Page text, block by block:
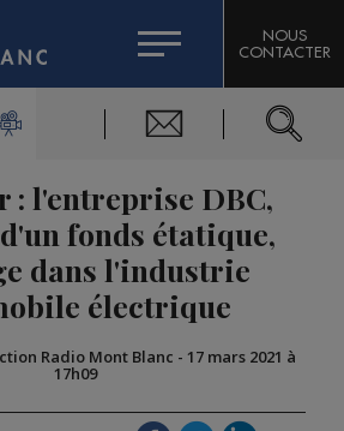
DE L'EXPERT
CITIZEN MACHINERY
DOMAINES SKIABLES
BIGARD
DU MONT-BLANC
NOUS
CONTACTER
: l'entreprise DBC,
fonds étatique,
dans l'industrie
électrique
Radio Mont Blanc - 17 mars 2021 à
17h09